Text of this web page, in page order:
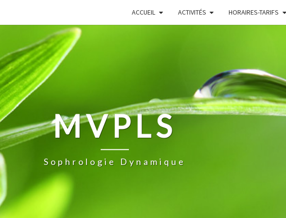
ACCUEIL ACTIVITÉS HORAIRES-TARIFS
MVPLS
Sophrologie Dynamique